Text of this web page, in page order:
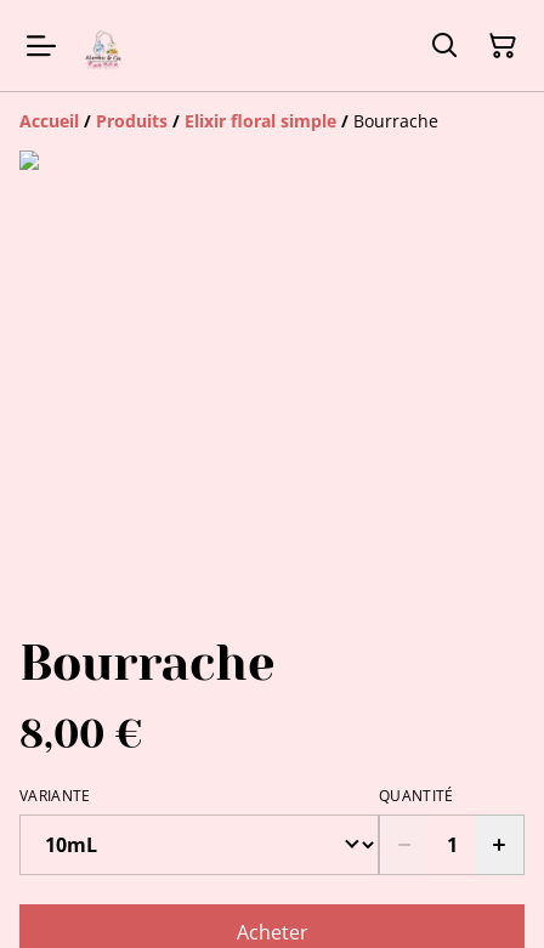
Accueil / Produits / Elixir floral simple / Bourrache
Bourrache
8,00 €
VARIANTE QUANTITÉ
Acheter